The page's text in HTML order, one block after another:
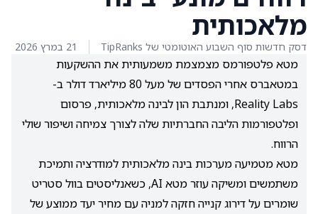
מלאכותית
דסק חדשות סוף השבוע האוטומטי של TipRanks 21 במרץ 2026
מטא פלטפורמס מצמצמת משמעותית את ההשקעות
במטאברס אחרי הפסדים של מעל 80 מיליארד דולר ב-
Reality Labs, ומנתבת הון לבינה מלאכותית, פרסום
ופלטפורמות הליבה החברתיות שלה לצורך צמיחה ושיפור שולי
הרווח.
מטא מטמיעה מערכות בינה מלאכותית למודרציה ותמיכת
משתמשים ומשיקה עוזר מטא AI, כשאנליסטים בוול סטריט
שומרים על דירוג קנייה חזקה למניה עם מחיר יעד ממוצע של